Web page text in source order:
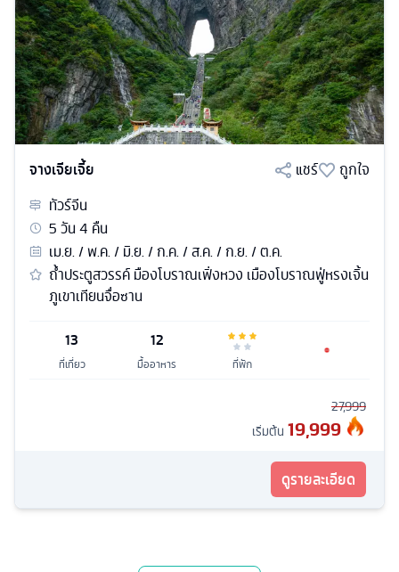
จางเจียเจี้ย แชร์
ถูกใจ
ทัวร์จีน
5วัน4 คืน
เม.ย. / พ.ค. / มิ.ย. / ก.ค. / ส.ค. / ก.ย. / ต.ค.
ถ้ำประตูสวรรค์ มืองโบราณเฟิ่งหวง เมืองโบราณฟู่หรงเจิ้น
ภูเขาเทียนจื่อซาน
13
ที่เที่ยว
12
มื้ออาหาร ที่พัก
27,999
เริ่มต้น 19,999
ดูรายละเอียด